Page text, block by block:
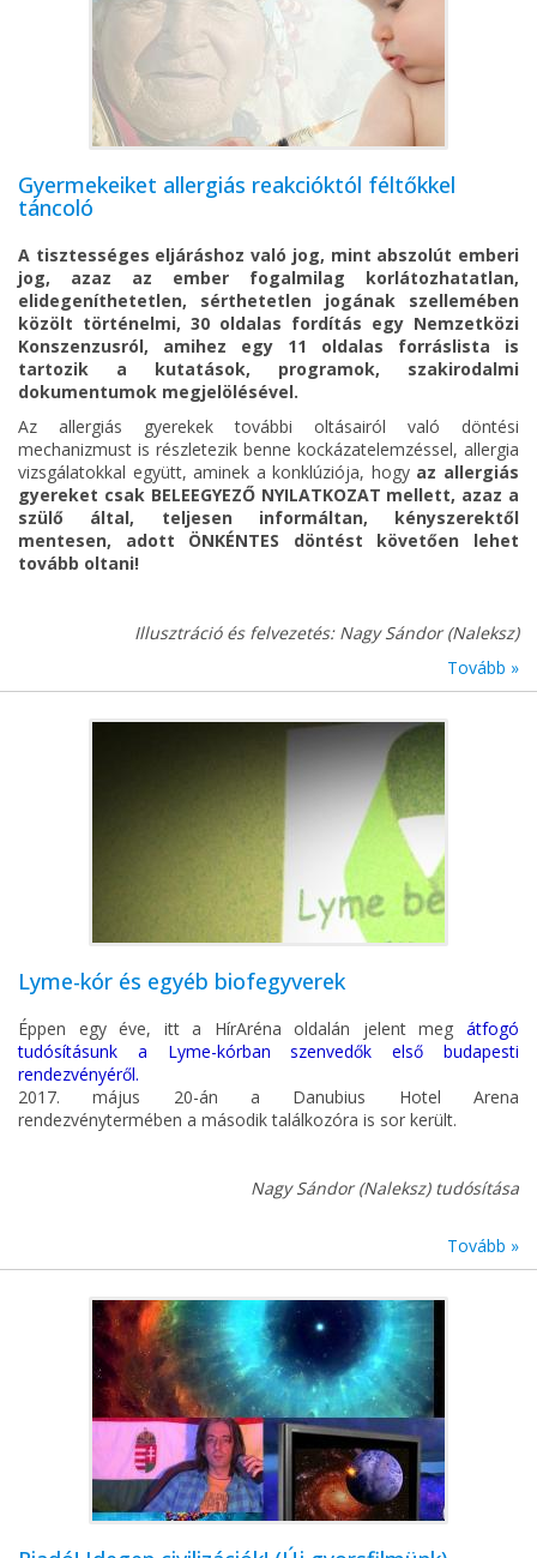
Gyermekeiket allergiás reakcióktól féltőkkel
táncoló
A tisztességes eljáráshoz való jog, mint abszolút emberi
jog, azaz az ember fogalmilag korlátozhatatlan,
elidegeníthetetlen, sérthetetlen jogának szellemében
közölt történelmi, 30 oldalas fordítás egy Nemzetközi
Konszenzusról, amihez egy 11 oldalas forráslista is
tartozik a kutatások, programok, szakirodalmi
dokumentumok megjelölésével.
Az allergiás gyerekek további oltásairól való döntési
mechanizmust is részletezik benne kockázatelemzéssel, allergia
vizsgálatokkal együtt, aminek a konklúziója, hogy az allergiás
gyereket csak BELEEGYEZŐ NYILATKOZAT mellett, azaz a
szülő által, teljesen informáltan, kényszerektől
mentesen, adott ÖNKÉNTES döntést követően lehet
tovább oltani!
Illusztráció és felvezetés: Nagy Sándor (Naleksz)
Tovább »
Lyme-kór és egyéb biofegyverek
Éppen egy éve, itt a HírAréna oldalán jelent meg átfogó
tudósításunk a Lyme-kórban szenvedők első budapesti
rendezvényéről.
2017. május 20-án a Danubius Hotel Arena
rendezvénytermében a második találkozóra is sor került.
Nagy Sándor (Naleksz) tudósítása
Tovább »